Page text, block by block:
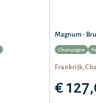
Magnum -
Champagne
Frankrijk,
€